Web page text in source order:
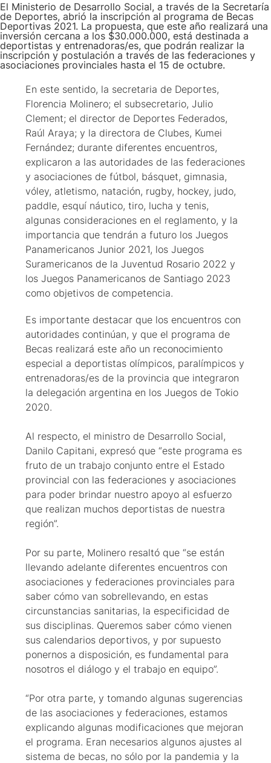
El Ministerio de Desarrollo Social, a través de la Secretaría
de Deportes, abrió la inscripción al programa de Becas
Deportivas 2021. La propuesta, que este año realizará una
inversión cercana a los $30.000.000, está destinada a
deportistas y entrenadoras/es, que podrán realizar la
inscripción y postulación a través de las federaciones y
asociaciones provinciales hasta el 15 de octubre.
En este sentido, la secretaria de Deportes,
Florencia Molinero; el subsecretario, Julio
Clement; el director de Deportes Federados,
Raúl Araya; y la directora de Clubes, Kumei
Fernández; durante diferentes encuentros,
explicaron a las autoridades de las federaciones
y asociaciones de fútbol, básquet, gimnasia,
vóley, atletismo, natación, rugby, hockey, judo,
paddle, esquí náutico, tiro, lucha y tenis,
algunas consideraciones en el reglamento, y la
importancia que tendrán a futuro los Juegos
Panamericanos Junior 2021, los Juegos
Suramericanos de la Juventud Rosario 2022 y
los Juegos Panamericanos de Santiago 2023
como objetivos de competencia.
Es importante destacar que los encuentros con
autoridades continúan, y que el programa de
Becas realizará este año un reconocimiento
especial a deportistas olímpicos, paralímpicos y
entrenadoras/es de la provincia que integraron
la delegación argentina en los Juegos de Tokio
2020.
Al respecto, el ministro de Desarrollo Social,
Danilo Capitani, expresó que “este programa es
fruto de un trabajo conjunto entre el Estado
provincial con las federaciones y asociaciones
para poder brindar nuestro apoyo al esfuerzo
que realizan muchos deportistas de nuestra
región”.
Por su parte, Molinero resaltó que “se están
llevando adelante diferentes encuentros con
asociaciones y federaciones provinciales para
saber cómo van sobrellevando, en estas
circunstancias sanitarias, la especificidad de
sus disciplinas. Queremos saber cómo vienen
sus calendarios deportivos, y por supuesto
ponernos a disposición, es fundamental para
nosotros el diálogo y el trabajo en equipo”.
“Por otra parte, y tomando algunas sugerencias
de las asociaciones y federaciones, estamos
explicando algunas modificaciones que mejoran
el programa. Eran necesarios algunos ajustes al
sistema de becas, no sólo por la pandemia y la